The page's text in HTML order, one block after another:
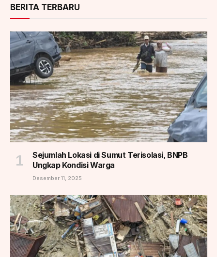
BERITA TERBARU
Sejumlah Lokasi di Sumut Terisolasi, BNPB
Ungkap Kondisi Warga
Desember 11, 2025